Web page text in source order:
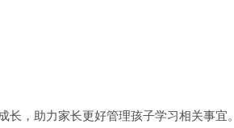
，助力家长更好管理孩子学习相关事宜。